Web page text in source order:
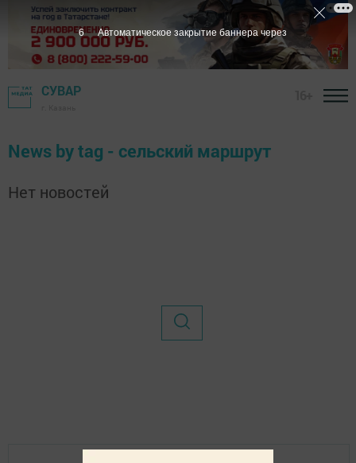
СУВАР
News by tag - сельский маршрут
Нет новостей
6 Автоматическое закрытие баннера через